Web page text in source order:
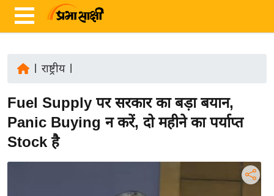
ज़ा
ख
ब
र
राष्ट्रीय|
Fuel Supply पर सरकार का बड़ा बयान,
Panic Buying न करें, दो महीने का पर्याप्त
Stock है